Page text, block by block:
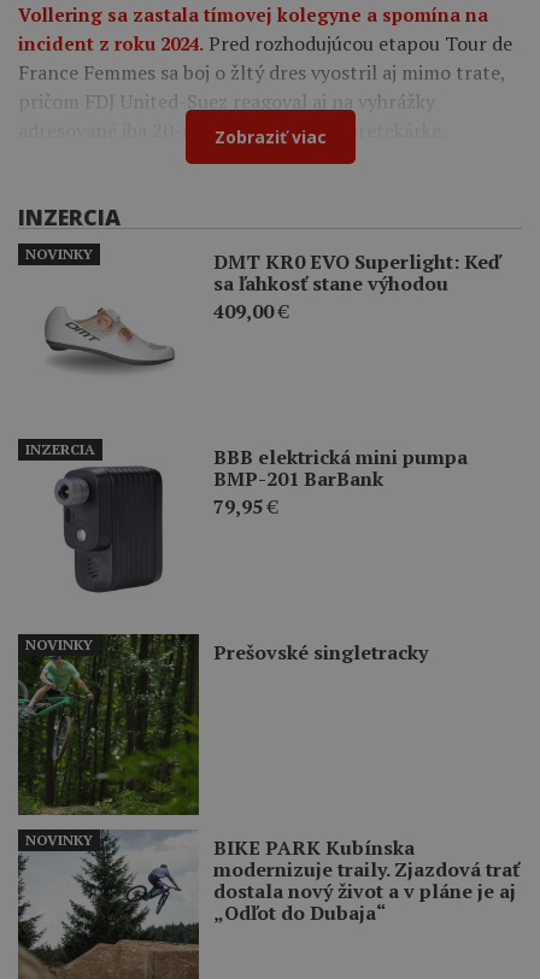
Vollering sa zastala tímovej kolegyne a spomína na
incident z roku 2024. Pred rozhodujúcou etapou Tour de
France Femmes sa boj o žltý dres vyostril aj mimo trate,
pričom FDJ United-Suez reagoval aj na vyhrážky
adresované iba 20-ročnej francúzskej pretekárke.
Zobraziť viac
INZERCIA
DMT KR0 EVO Superlight: Keď
sa ľahkosť stane výhodou
409,00€
NOVINKY
BBB elektrická mini pumpa
BMP-201 BarBank
79,95€
INZERCIA
Prešovské singletracky
NOVINKY
BIKE PARK Kubínska
modernizuje traily. Zjazdová trať
dostala nový život a v pláne je aj
„Odľot do Dubaja“
NOVINKY